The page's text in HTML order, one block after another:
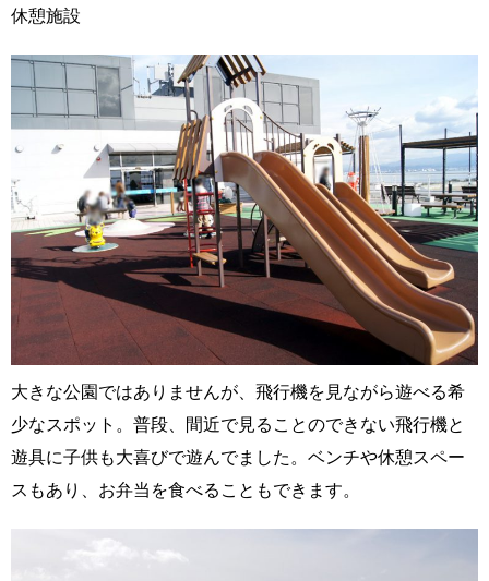
休憩施設
大きな公園ではありませんが、飛行機を見ながら遊べる希
少なスポット。普段、間近で見ることのできない飛行機と
遊具に子供も大喜びで遊んでました。ベンチや休憩スペー
スもあり、お弁当を食べることもできます。